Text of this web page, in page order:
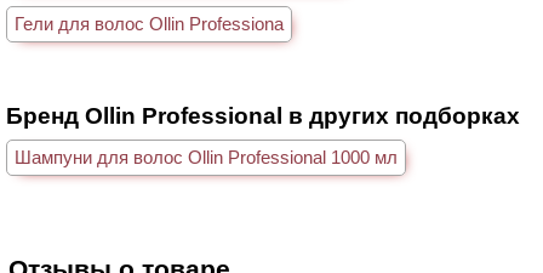
Гели для волос Ollin Professiona
Бренд Ollin Professional в других подборках
Шампуни для волос Ollin Professional 1000 мл